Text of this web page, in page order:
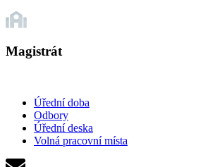
Magistrát
Úřední doba
Odbory
Úřední deska
Volná pracovní místa